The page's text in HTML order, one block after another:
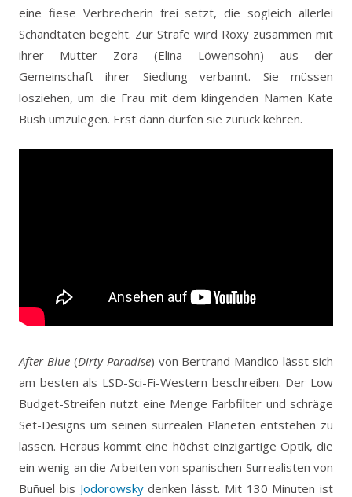
eine fiese Verbrecherin frei setzt, die sogleich allerlei
Schandtaten begeht. Zur Strafe wird Roxy zusammen mit
ihrer Mutter Zora (Elina Löwensohn) aus der
Gemeinschaft ihrer Siedlung verbannt. Sie müssen
losziehen, um die Frau mit dem klingenden Namen Kate
Bush umzulegen. Erst dann dürfen sie zurück kehren.
After Blue(Dirty Paradise) von Bertrand Mandico lässt sich
am besten als LSD-Sci-Fi-Western beschreiben. Der Low
Budget-Streifen nutzt eine Menge Farbfilter und schräge
Set-Designs um seinen surrealen Planeten entstehen zu
lassen. Heraus kommt eine höchst einzigartige Optik, die
ein wenig an die Arbeiten von spanischen Surrealisten von
Buñuel bis Jodorowskydenken lässt. Mit 130 Minuten ist